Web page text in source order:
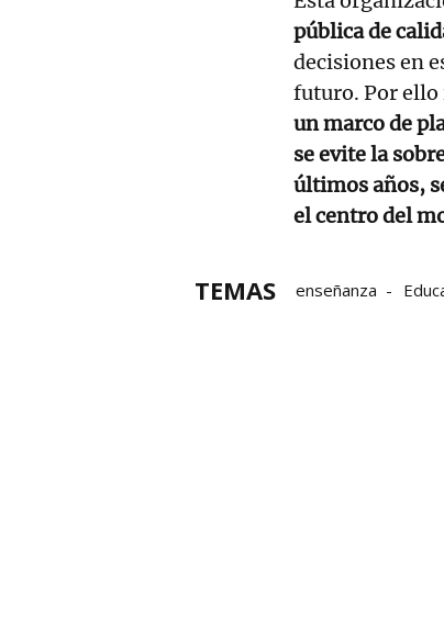
pública de
decisiones en
futuro. Por ello
un marco de
se evite la
últimos años,
el centro del
TEMAS enseñanza